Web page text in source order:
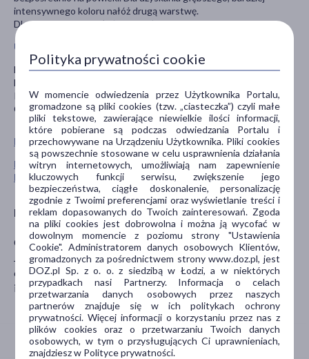
Pokaż wszystkie produkty NEO MAKE UP
Pokaż wszystkie produkty linii Intense Serum marki Neo
Make Up
Producent
Cosmo Group Sp. z o.o.
Jasielska 10A
60-476 Poznań
info@cosmogroup.pl
intensywnego koloru nałóż drugą warstwę.
Dla zwiększenia trwałości makijażu zaaplikuj bazę pod cienie.
Uwagi
Nie stosować w przypadku uczulenia na którykolwiek składnik
kosmetyku.
Przechowywać z dala od dzieci.
Chronić przed działaniem wysokich temperatur.
Polityka prywatności cookie
W momencie odwiedzenia przez Użytkownika Portalu,
gromadzone są pliki cookies (tzw. „ciasteczka”) czyli małe
pliki tekstowe, zawierające niewielkie ilości informacji,
które pobierane są podczas odwiedzania Portalu i
przechowywane na Urządzeniu Użytkownika. Pliki cookies
są powszechnie stosowane w celu usprawnienia działania
witryn internetowych, umożliwiają nam zapewnienie
kluczowych funkcji serwisu, zwiększenie jego
bezpieczeństwa, ciągłe doskonalenie, personalizację
zgodnie z Twoimi preferencjami oraz wyświetlanie treści i
reklam dopasowanych do Twoich zainteresowań. Zgoda
na pliki cookies jest dobrowolna i można ją wycofać w
dowolnym momencie z poziomu strony "Ustawienia
Cookie". Administratorem danych osobowych Klientów,
gromadzonych za pośrednictwem strony www.doz.pl, jest
DOZ.pl Sp. z o. o. z siedzibą w Łodzi, a w niektórych
przypadkach nasi Partnerzy. Informacja o celach
przetwarzania danych osobowych przez naszych
partnerów znajduje się w ich politykach ochrony
prywatności. Więcej informacji o korzystaniu przez nas z
plików cookies oraz o przetwarzaniu Twoich danych
osobowych, w tym o przysługujących Ci uprawnieniach,
znajdziesz w Polityce prywatności.